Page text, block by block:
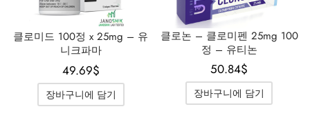
클로미드 100정 x 25mg – 유
니크파마
49.69$
장바구니에 담기
클로논 – 클로미펜 25mg 100
정 – 유티논
50.84$
장바구니에 담기